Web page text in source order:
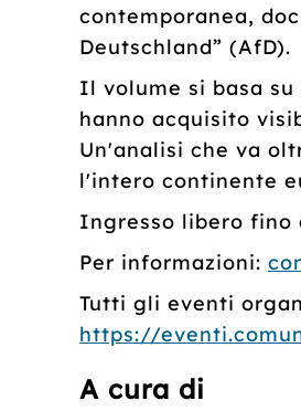
contemporanea,
Deutschland” (AfD).
Il volume si basa
hanno acquisito
Un'analisi che va
l'intero continente
Ingresso libero fino
Per informazioni:
Tutti gli eventi
https://
A cura di